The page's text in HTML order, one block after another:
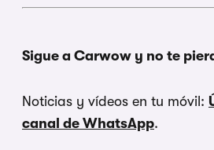
Sigue a Carwow y no te
Noticias y vídeos en tu móvil:
canal de WhatsApp.